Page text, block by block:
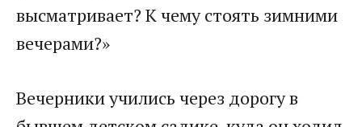
высматривает? К чему стоять зимними
вечерами?»
Вечерники учились через дорогу в